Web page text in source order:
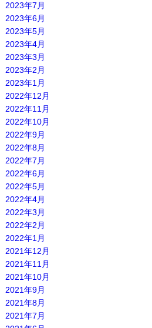
2023年7月
2023年6月
2023年5月
2023年4月
2023年3月
2023年2月
2023年1月
2022年12月
2022年11月
2022年10月
2022年9月
2022年8月
2022年7月
2022年6月
2022年5月
2022年4月
2022年3月
2022年2月
2022年1月
2021年12月
2021年11月
2021年10月
2021年9月
2021年8月
2021年7月